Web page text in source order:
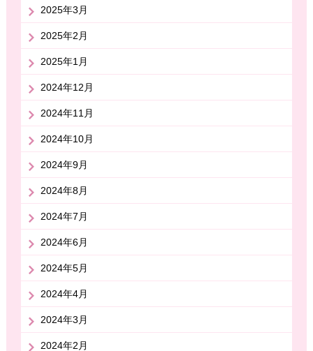
2025年3月
2025年2月
2025年1月
2024年12月
2024年11月
2024年10月
2024年9月
2024年8月
2024年7月
2024年6月
2024年5月
2024年4月
2024年3月
2024年2月